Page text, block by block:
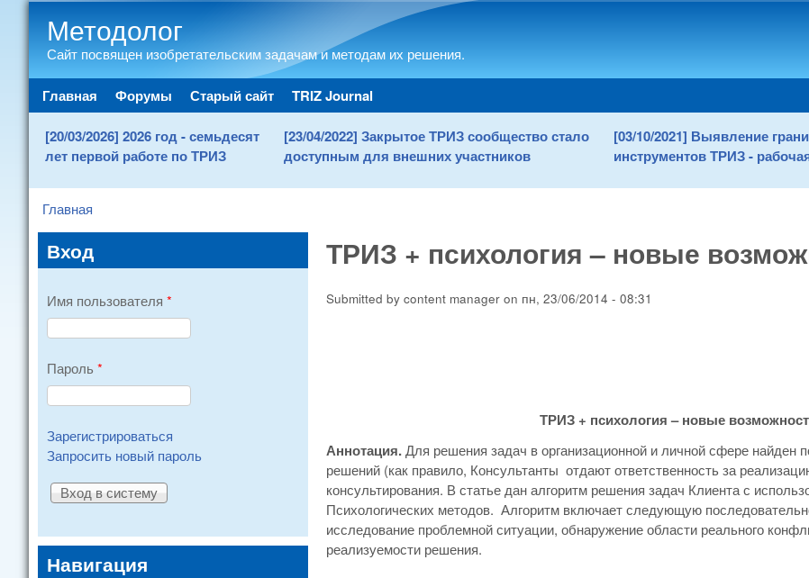
Методолог
Сайт посвящен изобретательским задачам и методам их решения.
Main menu
Главная Форумы Старый сайт TRIZ Journal
[20/03/2026] 2026 год - семьдесят
лет первой работе по ТРИЗ
[23/04/2022] Закрытое ТРИЗ сообщество стало
доступным для внешних участников
[03/10/2021] Выявление
инструментов ТРИЗ -
You are here
Главная
ТРИЗ + психология – новые
Submitted by content manager on пн, 23/06/2014 - 08:31
ТРИЗ + психология – новые
Аннотация.Для решения задач в организационной и личной сфере
решений (как правило, Консультанты отдают ответственность за
консультирования. В статье дан алгоритм решения задач Клиента с
Психологических методов. Алгоритм включает следующую
исследование проблемной ситуации, обнаружение области реального
реализуемости решения.
Вход
Имя пользователя *
Пароль *
Зарегистрироваться
Запросить новый пароль
Навигация